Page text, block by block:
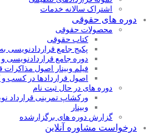
اشتراک سالانه خدمات
دوره های حقوقی
محصولات حقوقی
کتاب حقوقی
پکیج جامع قراردادنویسی
دوره جامع قراردادنويسی و
فیلم وبینار اصول مذاکرات
اصول قراردادها در کسب و
دوره های در حال ثبت نام
ورکشاپ تمرینی قرارداد
وبینار
گزارش دوره های برگزارشده
درخواست مشاوره آنلاین